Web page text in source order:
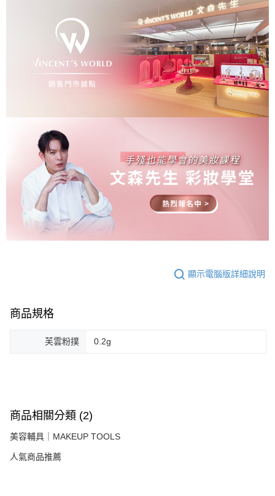
顯示電腦版詳細說明
商品規格
芙雲粉撲 0.2g
商品相關分類 (2)
美容輔具｜MAKEUP TOOLS
人氣商品推薦